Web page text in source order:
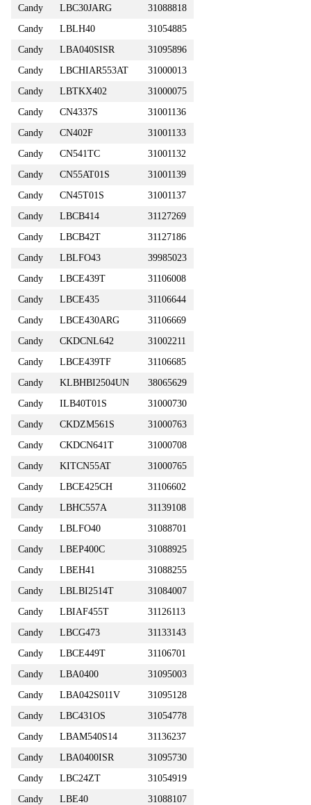
Candy LBC30JARG
31088818
Candy
LBLH40
31054885
Candy
LBA040SISR
31095896
Candy
LBCHIAR553AT
31000013
Candy
LBTKX402
31000075
Candy
CN4337S
31001136
Candy
CN402F
31001133
Candy
CN541TC
31001132
Candy
CN55AT01S
31001139
Candy
CN45T01S
31001137
Candy
LBCB414
31127269
Candy
LBCB42T
31127186
Candy
LBLFO43
39985023
Candy
LBCE439T
31106008
Candy
LBCE435
31106644
Candy
LBCE430ARG
31106669
Candy
CKDCNL642
31002211
Candy
LBCE439TF
31106685
Candy
KLBHBI2504UN
38065629
Candy
ILB40T01S
31000730
Candy
CKDZM561S
31000763
Candy
CKDCN641T
31000708
Candy
KITCN55AT
31000765
Candy
LBCE425CH
31106602
Candy
LBHC557A
31139108
Candy
LBLFO40
31088701
Candy
LBEP400C
31088925
Candy
LBEH41
31088255
Candy
LBLBI2514T
31084007
Candy
LBIAF455T
31126113
Candy
LBCG473
31133143
Candy
LBCE449T
31106701
Candy
LBA0400
31095003
Candy
LBA042S011V
31095128
Candy
LBC431OS
31054778
Candy
LBAM540S14
31136237
Candy
LBA0400ISR
31095730
Candy
LBC24ZT
31054919
Candy
LBE40
31088107